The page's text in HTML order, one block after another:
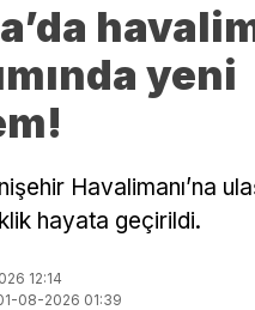
yeni
Havalimanı’na
hayata geçirildi.
12:14
08-2026 01:39